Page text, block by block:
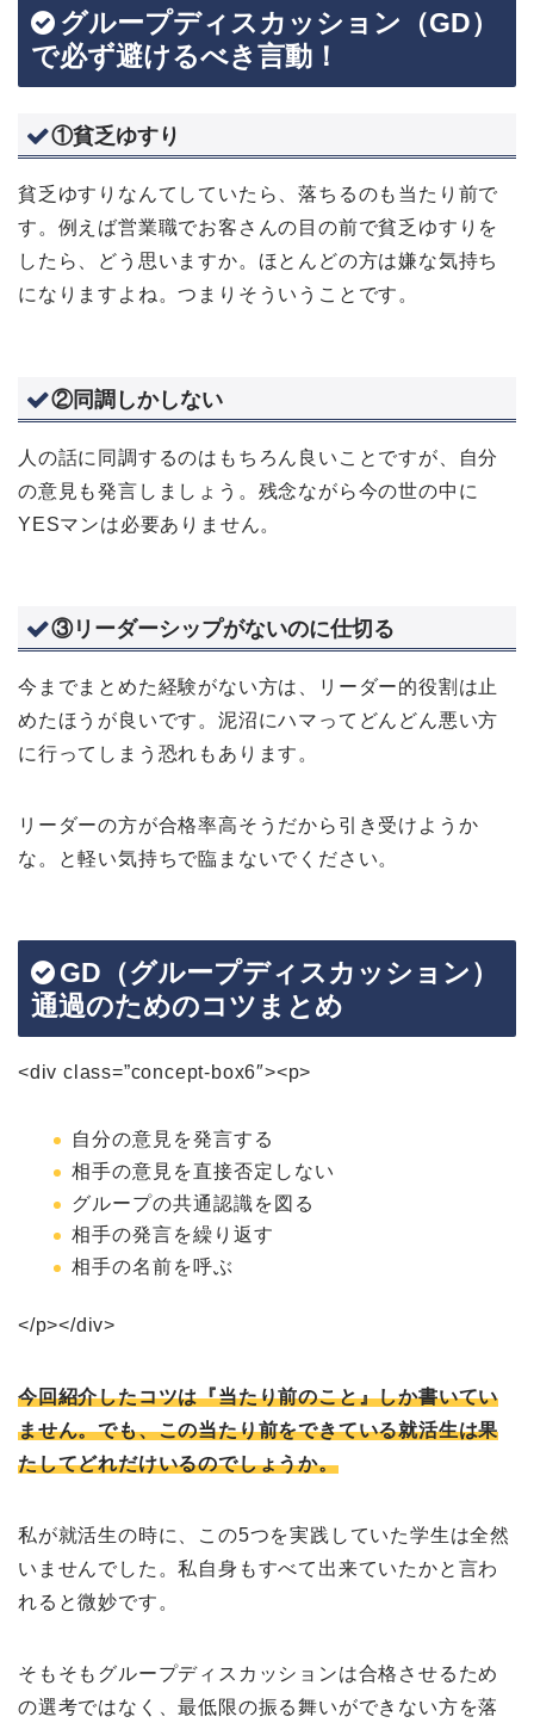
グループディスカッション（GD）
で必ず避けるべき言動！
①貧乏ゆすり
貧乏ゆすりなんてしていたら、落ちるのも当たり前で
す。例えば営業職でお客さんの目の前で貧乏ゆすりを
したら、どう思いますか。ほとんどの方は嫌な気持ち
になりますよね。つまりそういうことです。
②同調しかしない
人の話に同調するのはもちろん良いことですが、自分
の意見も発言しましょう。残念ながら今の世の中に
YESマンは必要ありません。
③リーダーシップがないのに仕切る
今までまとめた経験がない方は、リーダー的役割は止
めたほうが良いです。泥沼にハマってどんどん悪い方
に行ってしまう恐れもあります。
リーダーの方が合格率高そうだから引き受けようか
な。と軽い気持ちで臨まないでください。
GD（グループディスカッション）
通過のためのコツまとめ
<div class=”concept-box6″><p>
自分の意見を発言する
相手の意見を直接否定しない
グループの共通認識を図る
相手の発言を繰り返す
相手の名前を呼ぶ
</p></div>
今回紹介したコツは『当たり前のこと』しか書いてい
ません。でも、この当たり前をできている就活生は果
たしてどれだけいるのでしょうか。
私が就活生の時に、この5つを実践していた学生は全然
いませんでした。私自身もすべて出来ていたかと言わ
れると微妙です。
そもそもグループディスカッションは合格させるため
の選考ではなく、最低限の振る舞いができない方を落